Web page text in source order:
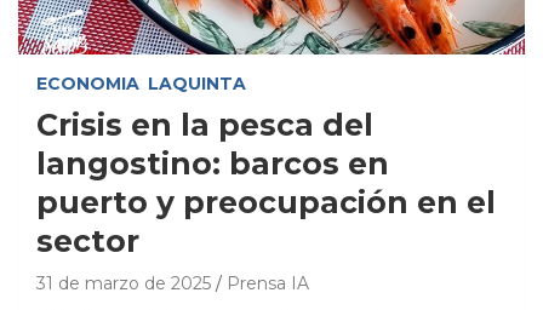
ECONOMIA LAQUINTA
Crisis en la pesca del
langostino: barcos en
puerto y preocupación en el
sector
31 de marzo de 2025 Prensa IA